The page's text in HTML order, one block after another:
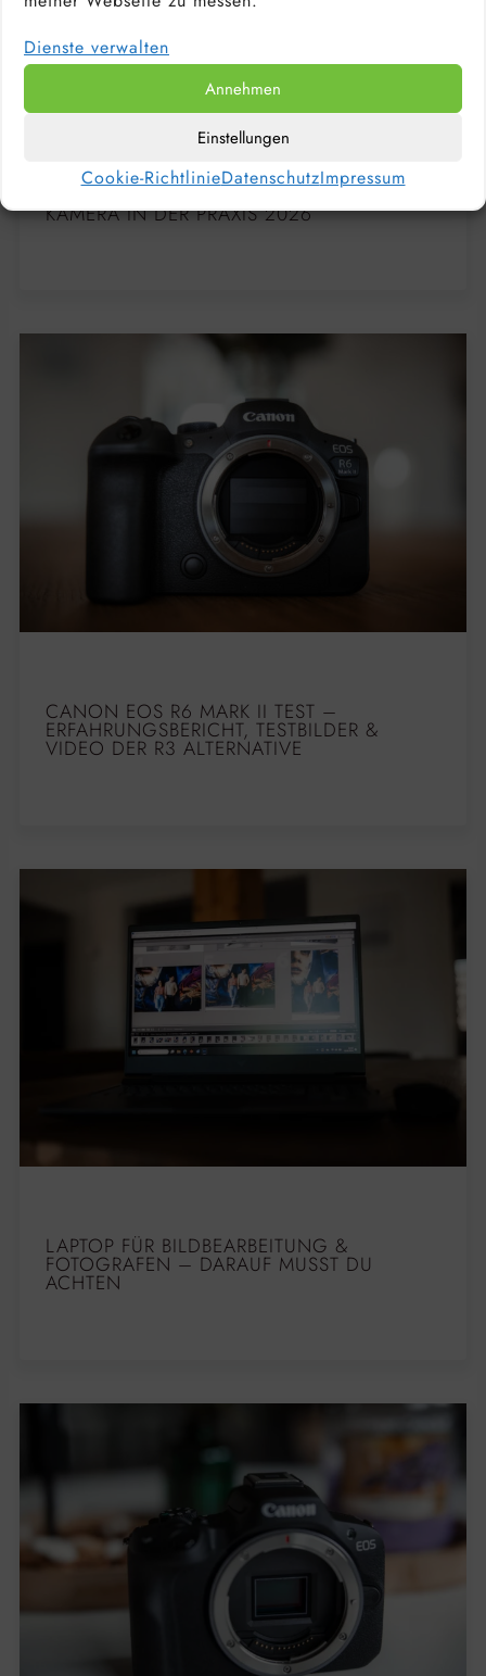
Dienste verwalten
Annehmen
Einstellungen
Cookie-RichtlinieDatenschutzImpressum
CANON EOS R5 MARK II TEST: PROFI-
KAMERA IN DER PRAXIS 2026
CANON EOS R6 MARK II TEST –
ERFAHRUNGSBERICHT, TESTBILDER &
VIDEO DER R3 ALTERNATIVE
LAPTOP FÜR BILDBEARBEITUNG &
FOTOGRAFEN – DARAUF MUSST DU
ACHTEN